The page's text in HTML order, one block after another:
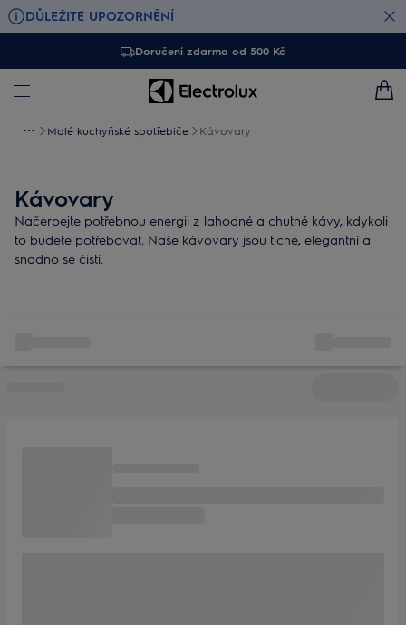
DŮLEŽITÉ UPOZORNĚNÍ
Doručení zdarma od 500 Kč
Malé kuchyňské spotřebiče Kávovary
Kávovary
Načerpejte potřebnou energii z lahodné a chutné kávy, kdykoli
to budete potřebovat. Naše kávovary jsou tiché, elegantní a
snadno se čistí.